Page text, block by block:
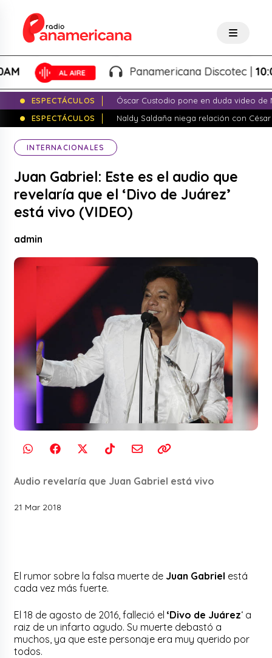
Panamericana Discotec |
ESPECTÁCULOS
Óscar Custodio pone en duda video de
ESPECTÁCULOS
Naldy Saldaña niega relación con
INTERNACIONALES
Juan Gabriel: Este es el audio que
revelaría que el ‘Divo de Juárez’
está vivo (VIDEO)
admin
Audio revelaría que Juan Gabriel está vivo
21 Mar 2018
El rumor sobre la falsa muerte de Juan Gabriel está
cada vez más fuerte.
El 18 de agosto de 2016, falleció el‘Divo de Juárez‘ a
raiz de un infarto agudo. Su muerte debastó a
muchos, ya que este personaje era muy querido por
todos.